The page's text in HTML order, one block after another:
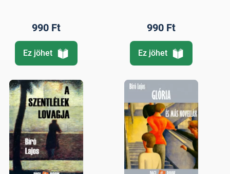
990 Ft
Ez jöhet
990 Ft
Ez jöhet